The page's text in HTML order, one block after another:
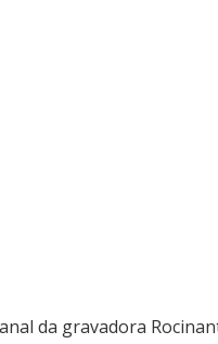
da gravadora